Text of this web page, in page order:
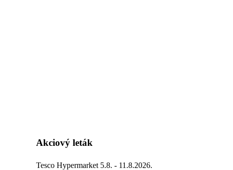
Akciový leták
Tesco Hypermarket 5.8. - 11.8.2026.